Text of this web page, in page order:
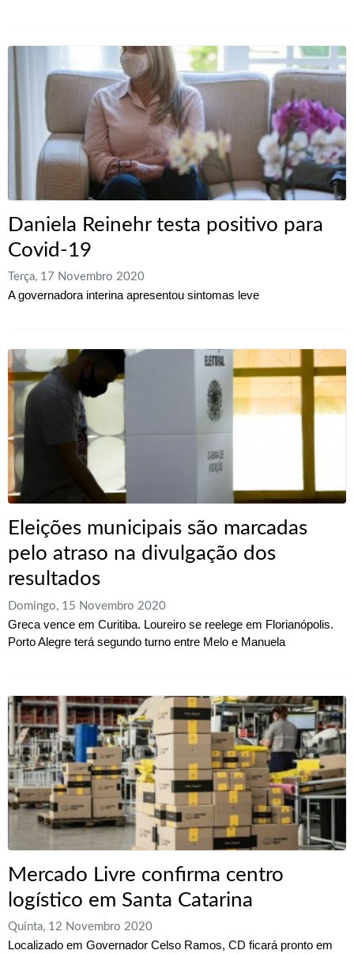
Daniela Reinehr testa positivo para
Covid-19
Terça, 17 Novembro 2020
A governadora interina apresentou sintomas leve
Eleições municipais são marcadas
pelo atraso na divulgação dos
resultados
Domingo, 15 Novembro 2020
Greca vence em Curitiba. Loureiro se reelege em Florianópolis.
Porto Alegre terá segundo turno entre Melo e Manuela
Mercado Livre confirma centro
logístico em Santa Catarina
Quinta, 12 Novembro 2020
Localizado em Governador Celso Ramos, CD ficará pronto em